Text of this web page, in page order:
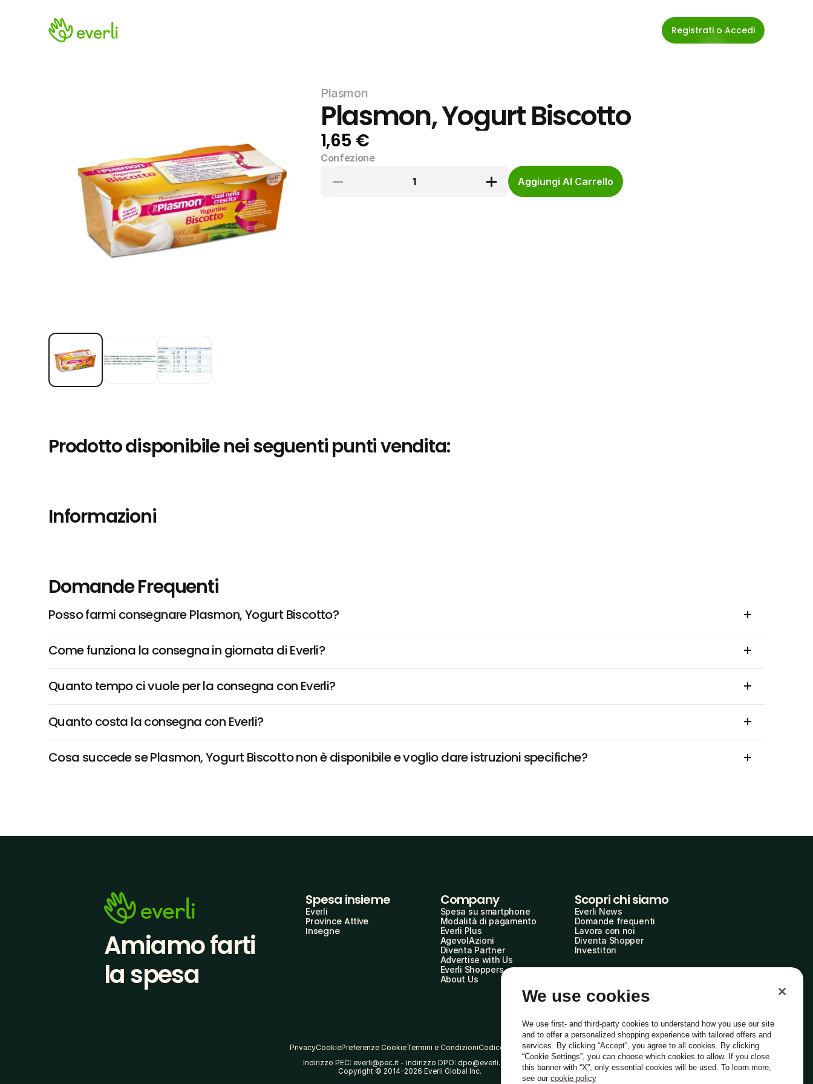
Registrati o Accedi
Plasmon
Plasmon, Yogurt Biscotto
1,65 €
Confezione
1
Aggiungi Al Carrello
Prodotto disponibile nei seguenti punti vendita:
Informazioni
Domande Frequenti
Posso farmi consegnare Plasmon, Yogurt Biscotto?
Come funziona la consegna in giornata di Everli?
Quanto tempo ci vuole per la consegna con Everli?
Quanto costa la consegna con Everli?
Cosa succede se Plasmon, Yogurt Biscotto non è disponibile e voglio dare istruzioni specifiche?
Amiamo farti
la spesa
Spesa insieme
Everli
Province Attive
Insegne
Company
Spesa su smartphone
Modalità di pagamento
Everli Plus
AgevolAzioni
Diventa Partner
Advertise with Us
Everli Shoppers
About Us
Scopri chi siamo
Everli News
Domande frequenti
Lavora con noi
Diventa Shopper
Investitori
PrivacyCookiePreferenze CookieTermini e CondizioniCodice Etico
Indirizzo PEC: everli@pec.it - indirizzo DPO: dpo@everli.com
Copyright © 2014-2026 Everli Global Inc.
Italiano
We use cookies
We use first- and third-party cookies to understand how you use our site
and to offer a personalized shopping experience with tailored offers and
services. By clicking “Accept”, you agree to all cookies. By clicking
“Cookie Settings”, you can choose which cookies to allow. If you close
this banner with “X”, only essential cookies will be used. To learn more,
see our cookie policy